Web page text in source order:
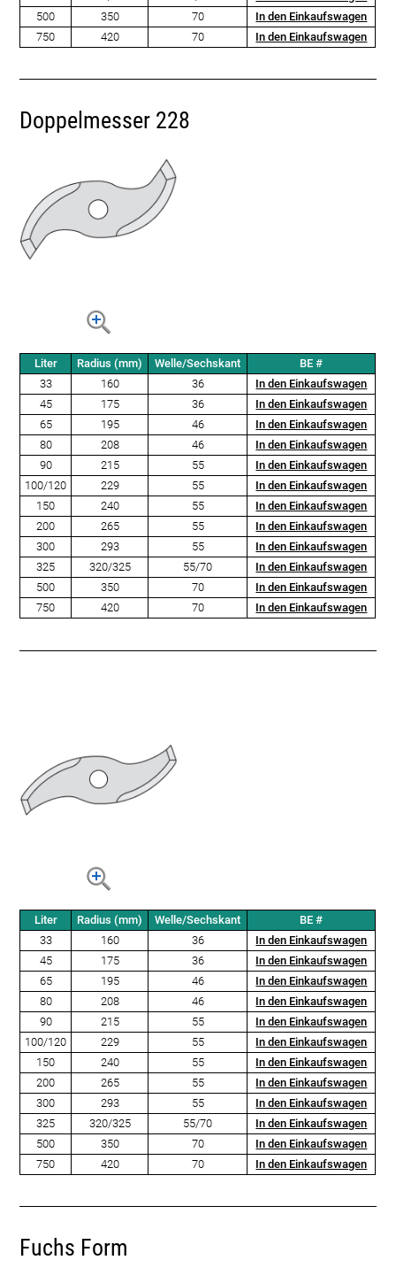
500
350 70
In den Einkaufswagen
750
420 70 In den Einkaufswagen
Doppelmesser 228
Liter Radius (mm) Welle/Sechskant
BE #
33
160 36
In den Einkaufswagen
45
175 36
In den Einkaufswagen
65
195 46
In den Einkaufswagen
80
208 46
In den Einkaufswagen
90
215 55
In den Einkaufswagen
100/120
229 55
In den Einkaufswagen
150
240 55
In den Einkaufswagen
200
265 55
In den Einkaufswagen
300
293 55
In den Einkaufswagen
325
320/325 55/70
In den Einkaufswagen
500
350 70
In den Einkaufswagen
750
420 70 In den Einkaufswagen
Liter Radius (mm) Welle/Sechskant
BE #
33
160 36
In den Einkaufswagen
45
175 36
In den Einkaufswagen
65
195 46
In den Einkaufswagen
80
208 46
In den Einkaufswagen
90
215 55
In den Einkaufswagen
100/120
229 55
In den Einkaufswagen
150
240 55
In den Einkaufswagen
200
265 55
In den Einkaufswagen
300
293 55
In den Einkaufswagen
325
320/325 55/70
In den Einkaufswagen
500
350 70
In den Einkaufswagen
750
420 70 In den Einkaufswagen
Fuchs Form